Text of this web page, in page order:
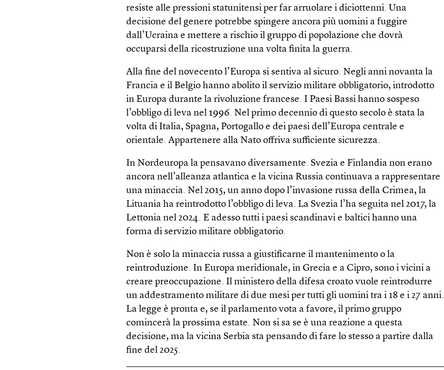
resiste alle pressioni statunitensi per far arruolare i diciottenni. Una
decisione del genere potrebbe spingere ancora più uomini a fuggire
dall’Ucraina e mettere a rischio il gruppo di popolazione che dovrà
occuparsi della ricostruzione una volta finita la guerra.
Alla fine del novecento l’Europa si sentiva al sicuro. Negli anni novanta la
Francia e il Belgio hanno abolito il servizio militare obbligatorio, introdotto
in Europa durante la rivoluzione francese. I Paesi Bassi hanno sospeso
l’obbligo di leva nel 1996. Nel primo decennio di questo secolo è stata la
volta di Italia, Spagna, Portogallo e dei paesi dell’Europa centrale e
orientale. Appartenere alla Nato offriva sufficiente sicurezza.
In Nordeuropa la pensavano diversamente. Svezia e Finlandia non erano
ancora nell’alleanza atlantica e la vicina Russia continuava a rappresentare
una minaccia. Nel 2015, un anno dopo l’invasione russa della Crimea, la
Lituania ha reintrodotto l’obbligo di leva. La Svezia l’ha seguita nel 2017, la
Lettonia nel 2024. E adesso tutti i paesi scandinavi e baltici hanno una
forma di servizio militare obbligatorio.
Non è solo la minaccia russa a giustificarne il mantenimento o la
reintroduzione. In Europa meridionale, in Grecia e a Cipro, sono i vicini a
creare preoccupazione. Il ministero della difesa croato vuole reintrodurre
un addestramento militare di due mesi per tutti gli uomini tra i 18 e i 27 anni.
La legge è pronta e, se il parlamento vota a favore, il primo gruppo
comincerà la prossima estate. Non si sa se è una reazione a questa
decisione, ma la vicina Serbia sta pensando di fare lo stesso a partire dalla
fine del 2025.